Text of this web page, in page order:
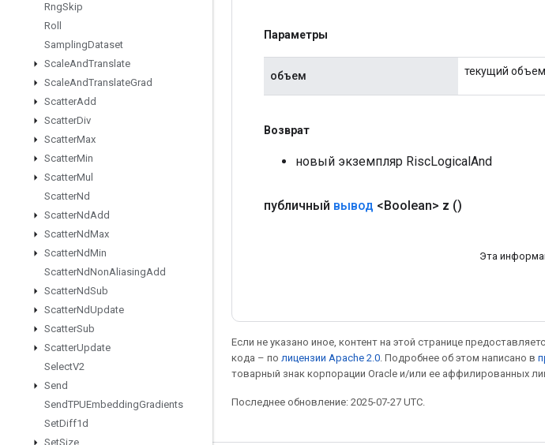
RngSkip
Roll
SamplingDataset
ScaleAndTranslate
ScaleAndTranslateGrad
ScatterAdd
ScatterDiv
ScatterMax
ScatterMin
ScatterMul
ScatterNd
ScatterNdAdd
ScatterNdMax
ScatterNdMin
ScatterNdNonAliasingAdd
ScatterNdSub
ScatterNdUpdate
ScatterSub
ScatterUpdate
SelectV2
Send
SendTPUEmbeddingGradients
SetDiff1d
SetSize
Параметры
объем текущий объем
Возврат
новый экземпляр RiscLogicalAnd
публичный вывод <Boolean> z ()
Эта
Если не указано иное, контент на этой странице
кода – по лицензии Apache 2.0 . Подробнее об этом написано в
товарный знак корпорации Oracle и/или ее аффилированных
Последнее обновление: 2025-07-27 UTC.